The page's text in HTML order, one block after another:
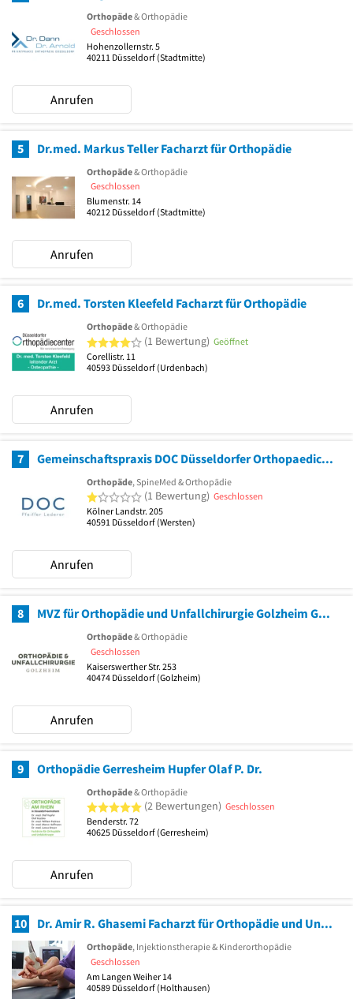
Orthopäde& Orthopädie
Geschlossen
Hohenzollernstr. 5
40211 Düsseldorf (Stadtmitte)
Anrufen
5 Dr.med. Markus Teller Facharzt für Orthopädie
Orthopäde& Orthopädie
Geschlossen
Blumenstr. 14
40212 Düsseldorf (Stadtmitte)
Anrufen
6 Dr.med. Torsten Kleefeld Facharzt für Orthopädie
Orthopäde& Orthopädie
4 von 5 Sternen
(1 Bewertung) Geöffnet
Corellistr. 11
40593 Düsseldorf (Urdenbach)
Anrufen
7 Gemeinschaftspraxis DOC Düsseldorfer Orthopaedicum Dres. Ingo Pfeiffer und Maximilian Lederer
Orthopäde, SpineMed & Orthopädie
1 von 5 Sternen
(1 Bewertung) Geschlossen
Kölner Landstr. 205
40591 Düsseldorf (Wersten)
Anrufen
8 MVZ für Orthopädie und Unfallchirurgie Golzheim GmbH
Orthopäde& Orthopädie
Geschlossen
Kaiserswerther Str. 253
40474 Düsseldorf (Golzheim)
Anrufen
9 Orthopädie Gerresheim Hupfer Olaf P. Dr.
Orthopäde& Orthopädie
5 von 5 Sternen
(2 Bewertungen) Geschlossen
Benderstr. 72
40625 Düsseldorf (Gerresheim)
Anrufen
10 Dr. Amir R. Ghasemi Facharzt für Orthopädie und Unfallchirurgie
Orthopäde, Injektionstherapie & Kinderorthopädie
Geschlossen
Am Langen Weiher 14
40589 Düsseldorf (Holthausen)